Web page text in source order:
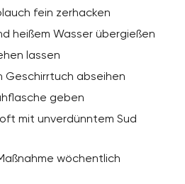
fein zerhacken
heißem Wasser übergießen
lassen
Geschirrtuch abseihen
geben
mit unverdünntem Sud
wöchentlich